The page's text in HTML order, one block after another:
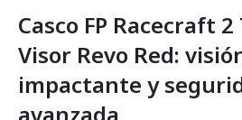
Casco FP Racecraft
Visor Revo Red:
impactante y
avanzada